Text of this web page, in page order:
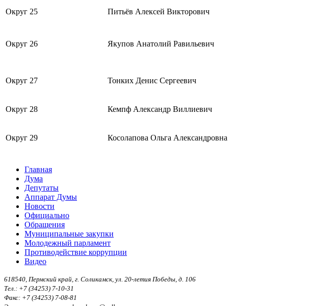
Округ 25 Питьёв Алексей Викторович
Округ 26 Якупов Анатолий Равильевич
Округ 27 Тонких Денис Сергеевич
Округ 28 Кемпф Александр Виллиевич
Округ 29 Косолапова Ольга Александровна
Главная
Дума
Депутаты
Аппарат Думы
Новости
Официально
Обращения
Муниципальные закупки
Молодежный парламент
Противодействие коррупции
Видео
618540, Пермский край, г. Соликамск, ул. 20-летия Победы, д. 106
Тел.: +7 (34253) 7-10-31
Факс: +7 (34253) 7-08-81